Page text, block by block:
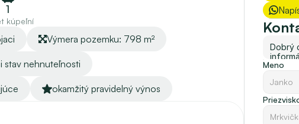
1
kúpeľní
Výmera pozemku: 798 m²
stav nehnuteľnosti
okamžitý pravidelný výnos
Meno